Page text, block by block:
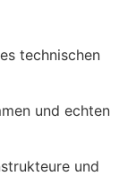
technischen
und echten
und